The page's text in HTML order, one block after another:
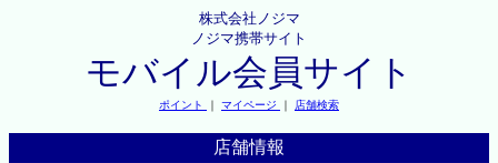
株式会社ノジマ
ノジマ携帯サイト
モバイル会員サイト
ポイント ｜ マイページ ｜ 店舗検索
店舗情報